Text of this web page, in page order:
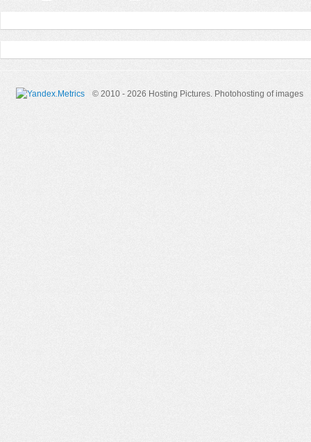
© 2010 - 2026 Hosting Pictures. Photohosting of images